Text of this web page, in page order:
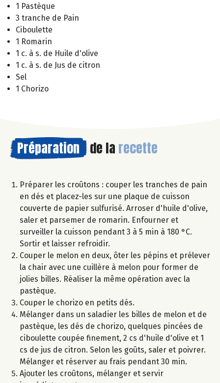
1 Pastèque
3 tranche de Pain
Ciboulette
1 Romarin
1 c. à s. de Huile d'olive
1 c. à s. de Jus de citron
Sel
1 Chorizo
Préparation de la recette
Préparer les croûtons : couper les tranches de pain
en dés et placez-les sur une plaque de cuisson
couverte de papier sulfurisé. Arroser d'huile d'olive,
saler et parsemer de romarin. Enfourner et
surveiller la cuisson pendant 3 à 5 min à 180 °C.
Sortir et laisser refroidir.
Couper le melon en deux, ôter les pépins et prélever
la chair avec une cuillère à melon pour former de
jolies billes. Réaliser la même opération avec la
pastèque.
Couper le chorizo en petits dés.
Mélanger dans un saladier les billes de melon et de
pastèque, les dés de chorizo, quelques pincées de
ciboulette coupée finement, 2 cs d'huile d'olive et 1
cs de jus de citron. Selon les goûts, saler et poivrer.
Mélanger et réserver au frais pendant 30 min.
Ajouter les croûtons, mélanger et servir